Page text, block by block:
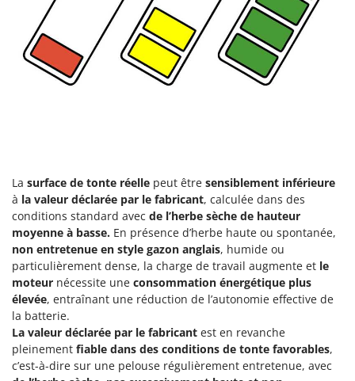
Zanon
Zephir
ZGrills
Zodiac
La surface de tonte réelle peut être sensiblement inférieure
à la valeur déclarée par le fabricant, calculée dans des
conditions standard avec de l’herbe sèche de hauteur
moyenne à basse. En présence d’herbe haute ou spontanée,
non entretenue en style gazon anglais, humide ou
particulièrement dense, la charge de travail augmente et le
moteur nécessite une consommation énergétique plus
élevée, entraînant une réduction de l’autonomie effective de
la batterie.
La valeur déclarée par le fabricant est en revanche
pleinement fiable dans des conditions de tonte favorables,
c’est-à-dire sur une pelouse régulièrement entretenue, avec